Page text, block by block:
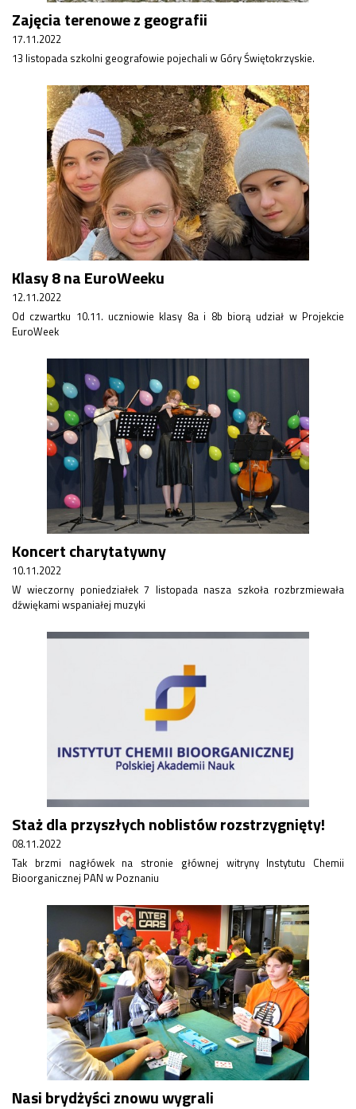
Zajęcia terenowe z geografii
17.11.2022
13 listopada szkolni geografowie pojechali w Góry Świętokrzyskie.
Klasy 8 na EuroWeeku
12.11.2022
Od czwartku 10.11. uczniowie klasy 8a i 8b biorą udział w Projekcie
EuroWeek
Koncert charytatywny
10.11.2022
W wieczorny poniedziałek 7 listopada nasza szkoła rozbrzmiewała
dźwiękami wspaniałej muzyki
Staż dla przyszłych noblistów rozstrzygnięty!
08.11.2022
Tak brzmi nagłówek na stronie głównej witryny Instytutu Chemii
Bioorganicznej PAN w Poznaniu
Nasi brydżyści znowu wygrali